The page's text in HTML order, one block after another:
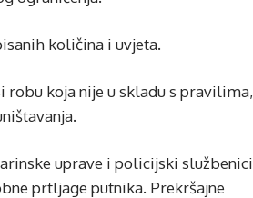
količina i uvjeta.
robu koja nije u skladu s pravilima,
uprave i policijski službenici
prtljage putnika. Prekršajne